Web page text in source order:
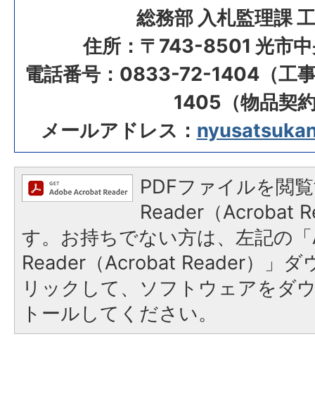
総務部 入札監理課
住所：〒743-8501 光市中
電話番号：0833-72-1404（工
1405（物品契
メールアドレス：
PDFファイルを閲
Reader（Acrobat
す。お持ちでない方は、左記の
Reader（Acrobat Reader）」ダ
リックして、ソフトウェアをダ
トールしてください。